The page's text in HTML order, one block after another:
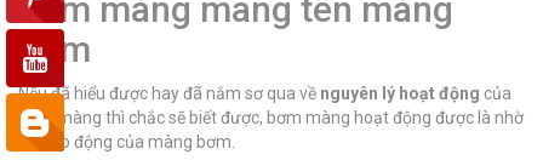
bơm màng mang tên màng
bơm
Nếu đã hiểu được hay đã nắm sơ qua về nguyên lý hoạt động của
bơm màng thì chắc sẽ biết được, bơm màng hoạt động được là nhờ
sự dao động của màng bơm.